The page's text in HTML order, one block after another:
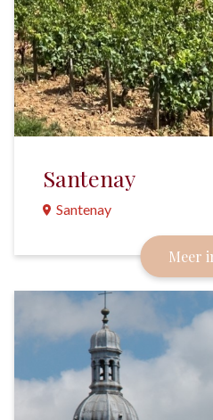
Santenay
Santenay
Een stadje van water en
Côte-de-Beaune. Heeft de
functionerende windmolen
Meer